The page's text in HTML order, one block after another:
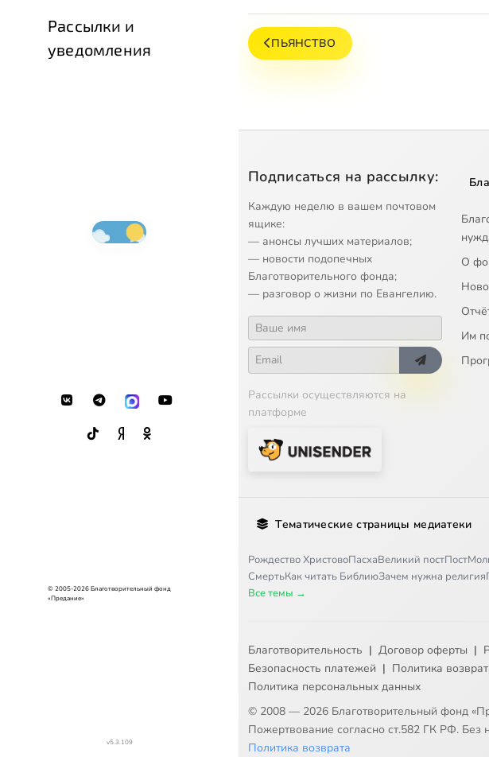
Рассылки и
уведомления
© 2005-2026 Благотворительный фонд
«Предание»
v5.3.109
ПЬЯНСТВО
Подписаться на рассылку:
Каждую неделю в вашем почтовом
ящике:
— анонсы лучших материалов;
— новости подопечных
Благотворительного фонда;
— разговор о жизни по Евангелию.
Рассылки осуществляются на
платформе
О
Им
Тематические страницы медиатеки
Рождество ХристовоПасхаВеликий постПост
СмертьКак читать БиблиюЗачем нужна религия
Все темы →
Благотворительность | Договор оферты |
Безопасность платежей | Политика
Политика персональных данных
© 2008 — 2026 Благотворительный фонд
Пожертвование согласно ст.582 ГК РФ. Без
Политика возврата